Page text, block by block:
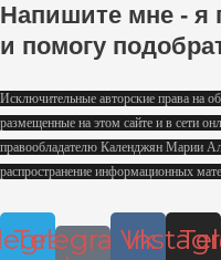
Напишите мне - я
и помогу
Исключительные авторские права на
размещенные на этом сайте и в сети
правообладателю Календжян Марии
распространение информационных
Telegram-
Vk